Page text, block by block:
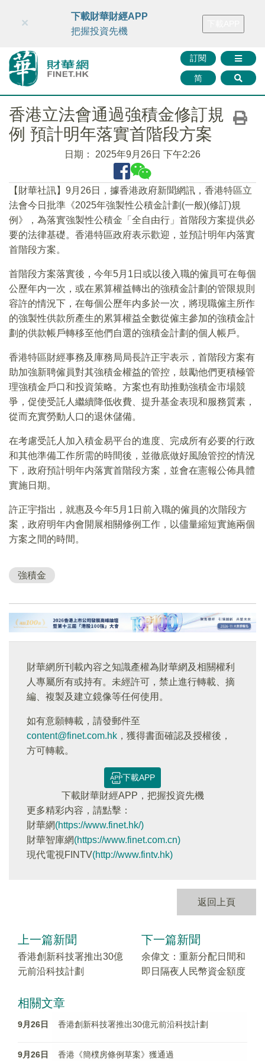
財華智庫網 FINTV FINMETA 財華證券 媒體矩陣
訂閱
简
×
下載財華財經APP
把握投資先機
香港立法會通過強積金修訂規
例 預計明年落實首階段方案
日期： 2025年9月26日 下午2:26
【財華社訊】9月26日，據香港政府新聞網訊，香港特區立
法會今日批準《2025年強製性公積金計劃(一般)(修訂)規
例》，為落實強製性公積金「全自由行」首階段方案提供必
要的法律基礎。香港特區政府表示歡迎，並預計明年内落實
首階段方案。
首階段方案落實後，今年5月1日或以後入職的僱員可在每個
公歷年内一次，或在累算權益轉出的強積金計劃的管限規則
容許的情況下，在每個公歷年内多於一次，將現職僱主所作
的強製性供款所產生的累算權益全數從僱主參加的強積金計
劃的供款帳戶轉移至他們自選的強積金計劃的個人帳戶。
香港特區財經事務及庫務局局長許正宇表示，首階段方案有
助加強新聘僱員對其強積金權益的管控，鼓勵他們更積極管
理強積金戶口和投資策略。方案也有助推動強積金市場競
爭，促使受託人繼續降低收費、提升基金表現和服務質素，
從而充實勞動人口的退休儲備。
在考慮受託人加入積金易平台的進度、完成所有必要的行政
和其他準備工作所需的時間後，並徹底做好風險管控的情況
下，政府預計明年内落實首階段方案，並會在憲報公佈具體
實施日期。
許正宇指出，就惠及今年5月1日前入職的僱員的次階段方
案，政府明年内會開展相關修例工作，以儘量縮短實施兩個
方案之間的時間。
強積金
財華網所刊載內容之知識產權為財華網及相關權利
人專屬所有或持有。未經許可，禁止進行轉載、摘
編、複製及建立鏡像等任何使用。
如有意願轉載，請發郵件至
content@finet.com.hk ，獲得書面確認及授權後，
方可轉載。
下載APP
下載財華財經APP，把握投資先機
更多精彩内容，請點擊：
財華網(https://www.finet.hk/)
財華智庫網(https://www.finet.com.cn)
現代電視FINTV(http://www.fintv.hk)
返回上頁
上一篇新聞
香港創新科技署推出30億
元前沿科技計劃
下一篇新聞
余偉文：重新分配日間和
即日隔夜人民幣資金額度
相關文章
9月26日 香港創新科技署推出30億元前沿科技計劃
9月26日 香港《簡樸房條例草案》獲通過